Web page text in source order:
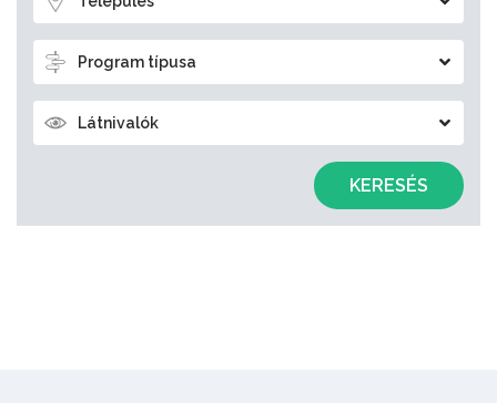
Program típusa
Látnivalók
KERESÉS